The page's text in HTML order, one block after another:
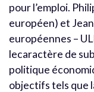
pour l’emploi.
européen) et
européennes –
lecaractère de
politique
objectifs tels que